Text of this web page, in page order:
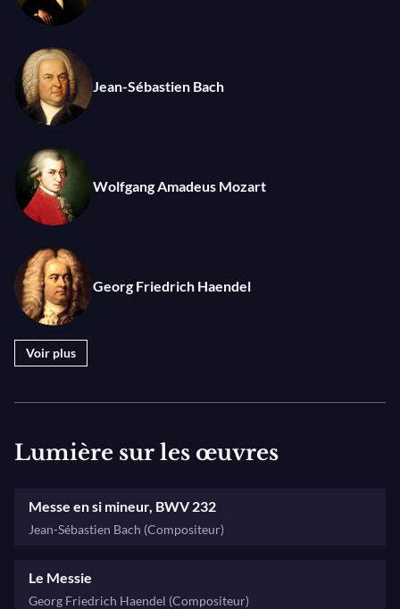
freue dich
Felix Mendelssohn-Bartholdy, Hark! The
Herald Angels Sing
Traditionnel, O du fröhliche
Jean-Sébastien Bach
Wolfgang Amadeus Mozart
Georg Friedrich Haendel
Voir plus
Lumière sur les œuvres
Messe en si mineur, BWV 232
Jean-Sébastien Bach (Compositeur)
Le Messie
Georg Friedrich Haendel (Compositeur)